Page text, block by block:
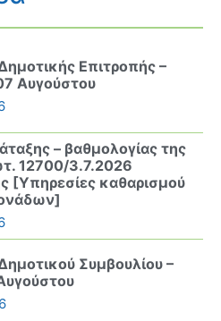
Επιτροπής –
Αυγούστου
– βαθμολογίας της
12700/3.7.2026
[Υπηρεσίες καθαρισμού
Συμβουλίου –